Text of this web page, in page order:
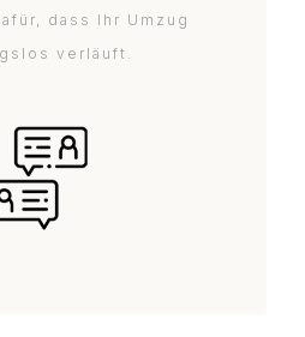
dass Ihr Umzug
verläuft.